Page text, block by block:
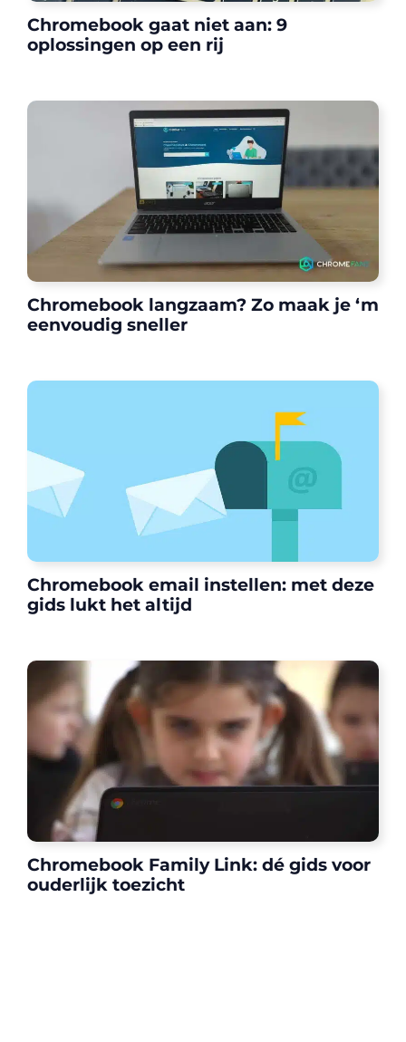
Chromebook gaat niet aan: 9
oplossingen op een rij
Chromebook langzaam? Zo maak je ‘m
eenvoudig sneller
Chromebook email instellen: met deze
gids lukt het altijd
Chromebook Family Link: dé gids voor
ouderlijk toezicht